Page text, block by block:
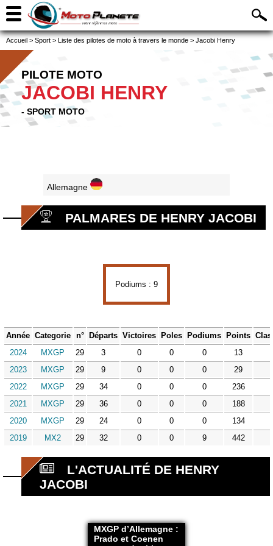
Accueil > Sport > Liste des pilotes de moto à travers le monde > Jacobi Henry
PILOTE MOTO
JACOBI HENRY
- SPORT MOTO
Allemagne
PALMARES DE HENRY JACOBI
Podiums : 9
Année Categorie n° Départs Victoires Poles Podiums Points
2024
MXGP 29 3 0 0 0
13
2023
MXGP 29 9 0 0 0
29
2022
MXGP 29 34 0 0 0
236
2021
MXGP 29 36 0 0 0
188
2020
MXGP 29 24 0 0 0
134
2019
MX2 29 32 0 0 9 442
L'ACTUALITÉ DE HENRY
JACOBI
MXGP d’Allemagne :
Prado et Coenen